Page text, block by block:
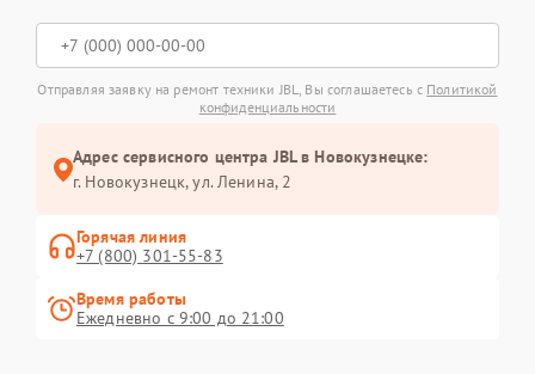
Отправляя заявку на ремонт техники JBL, Вы соглашаетесь с Политикой
конфиденциальности
Адрес сервисного центра JBL в Новокузнецке:
г. Новокузнецк, ул. Ленина, 2
Горячая линия
+7 (800) 301-55-83
Время работы
Ежедневно с 9:00 до 21:00